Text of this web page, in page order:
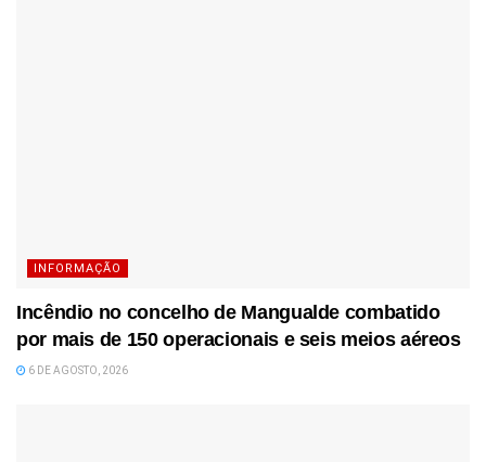
INFORMAÇÃO
Incêndio no concelho de Mangualde combatido
por mais de 150 operacionais e seis meios aéreos
6 DE AGOSTO, 2026